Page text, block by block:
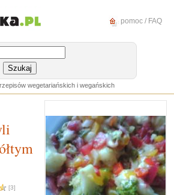
pomoc / FAQ
wegetariańskich i wegańskich
[3]